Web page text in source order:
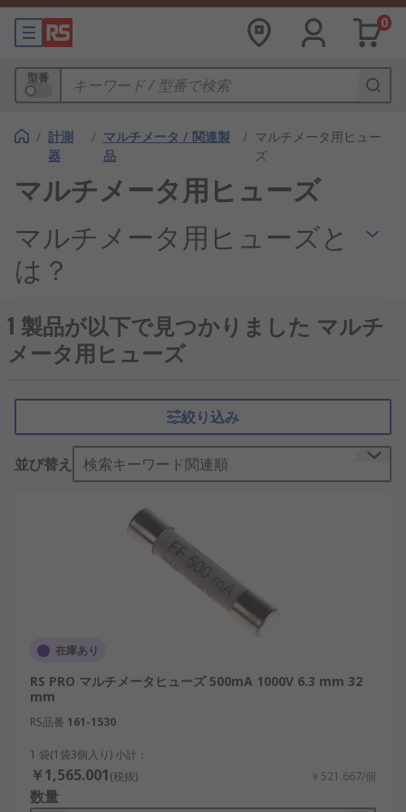
0
型番
/ 計測
器
/ マルチメータ / 関連製
品
/ マルチメータ用ヒュー
ズ
マルチメータ用ヒューズ
マルチメータ用ヒューズと
は？
マルチメータ用ヒューズは、あらゆるタイプの
チメータを安全かつ効率的に実行するための重要な
コンポーネントです。過負荷電流が発生した場合に
ざまな小型家庭用電気製品や大型産業用機械の電
圧、電流、抵抗を測定できる計測器
マルチメータ用ヒューズは
どのように機能するのです
マルチメータは、住宅の改修に使用する便利なツー
ルです。軽量で使いやすく、プラグソケットや照明
システムなどのテストを実施できます。マルチメー
タ用ヒューズは、アナログと
が低いワイヤの細いより線が含まれています。マル
ズが溶けて回路を遮断します。これは、すべての電
気システムに見られる基本的かつ効果的な保護装置
です。
1 製品が以下で見つかりました マルチ
メータ用ヒューズ
絞り込み
並び替え 検索キーワード関連順
在庫あり
RS PRO マルチメータヒューズ 500mA 1000V 6.3 mm 32
mm
RS品番 161-1530
1 袋(1袋3個入り) 小計：
￥1,565.001(税抜) ￥521.667/個
数量